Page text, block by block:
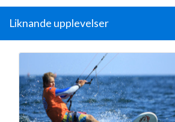
Liknande upplevelser